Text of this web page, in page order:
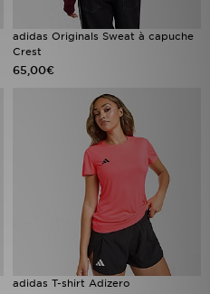
adidas Originals Sweat à capuche
Crest
65,00€
adidas T-shirt Adizero